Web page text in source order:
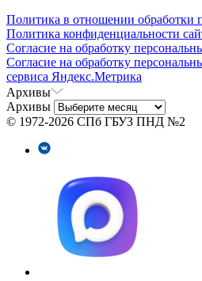
Политика в отношении обработки
Политика конфиденциальности
Согласие на обработку
Согласие на обработку
сервиса Яндекс.Метрика
Архивы
Архивы
© 1972-2026 СПб ГБУЗ ПНД №2